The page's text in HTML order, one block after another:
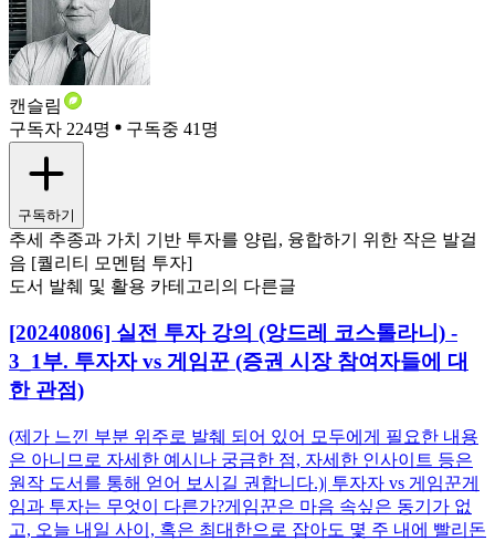
캔슬림
구독자 224명
구독중 41명
구독하기
추세 추종과 가치 기반 투자를 양립, 융합하기 위한 작은 발걸
음 [퀄리티 모멘텀 투자]
도서 발췌 및 활용 카테고리의 다른글
[20240806] 실전 투자 강의 (앙드레 코스톨라니) -
3_1부. 투자자 vs 게임꾼 (증권 시장 참여자들에 대
한 관점)
(제가 느낀 부분 위주로 발췌 되어 있어 모두에게 필요한 내용
은 아니므로 자세한 예시나 궁금한 점, 자세한 인사이트 등은
원작 도서를 통해 얻어 보시길 권합니다.)| 투자자 vs 게임꾼게
임과 투자는 무엇이 다른가?게임꾼은 마음 속싶은 동기가 없
고, 오늘 내일 사이, 혹은 최대한으로 잡아도 몇 주 내에 빨리돈